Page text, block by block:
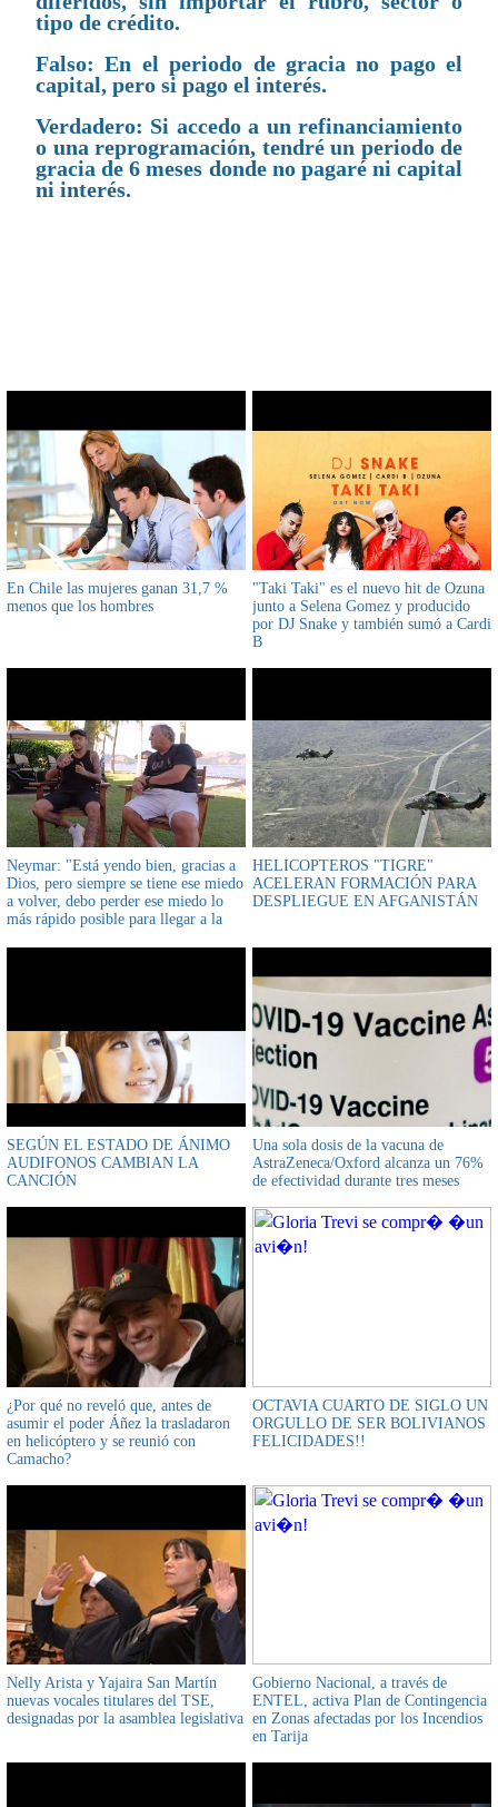
tipo de crédito.
Falso: En el periodo de gracia no pago el
capital, pero si pago el interés.
Verdadero: Si accedo a un refinanciamiento
o una reprogramación, tendré un periodo de
gracia de 6 meses donde no pagaré ni capital
ni interés.
En Chile las mujeres ganan 31,7 %
menos que los hombres
"Taki Taki" es el nuevo hit de Ozuna
junto a Selena Gomez y producido
por DJ Snake y también sumó a Cardi
B
Neymar: "Está yendo bien, gracias a
Dios, pero siempre se tiene ese miedo
a volver, debo perder ese miedo lo
más rápido posible para llegar a la
HELICOPTEROS "TIGRE"
ACELERAN FORMACIÓN PARA
DESPLIEGUE EN AFGANISTÁN
SEGÚN EL ESTADO DE ÁNIMO
AUDIFONOS CAMBIAN LA
CANCIÓN
Una sola dosis de la vacuna de
AstraZeneca/Oxford alcanza un 76%
de efectividad durante tres meses
¿Por qué no reveló que, antes de
asumir el poder Áñez la trasladaron
en helicóptero y se reunió con
Camacho?
OCTAVIA CUARTO DE SIGLO UN
ORGULLO DE SER BOLIVIANOS
FELICIDADES!!
Nelly Arista y Yajaira San Martín
nuevas vocales titulares del TSE,
designadas por la asamblea legislativa
Gobierno Nacional, a través de
ENTEL, activa Plan de Contingencia
en Zonas afectadas por los Incendios
en Tarija